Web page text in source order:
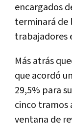
encargados
terminará de
trabajadores
Más atrás
que acordó
29,5% para
cinco tramos
ventana de